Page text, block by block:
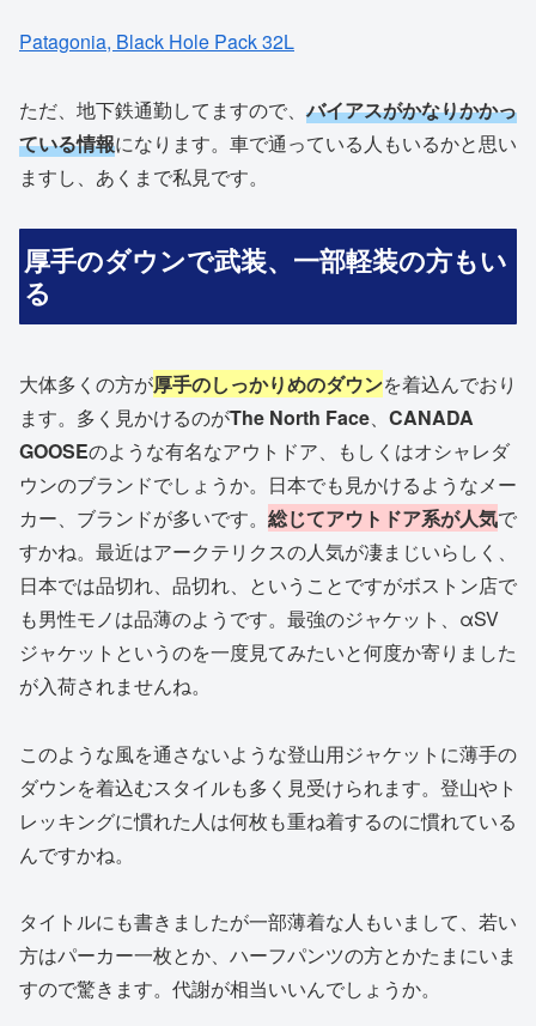
Patagonia, Black Hole Pack 32L
ただ、地下鉄通勤してますので、バイアスがかなりかかっ
ている情報になります。車で通っている人もいるかと思い
ますし、あくまで私見です。
厚手のダウンで武装、一部軽装の方もい
る
大体多くの方が厚手のしっかりめのダウンを着込んでおり
ます。多く見かけるのがThe North Face、 CANADA
GOOSEのような有名なアウトドア、もしくはオシャレダ
ウンのブランドでしょうか。日本でも見かけるようなメー
カー、ブランドが多いです。 総じてアウトドア系が人気で
すかね。最近はアークテリクスの人気が凄まじいらしく、
日本では品切れ、品切れ、ということですがボストン店で
も男性モノは品薄のようです。最強のジャケット、αSV
ジャケットというのを一度見てみたいと何度か寄りました
が入荷されませんね。
このような風を通さないような登山用ジャケットに薄手の
ダウンを着込むスタイルも多く見受けられます。登山やト
レッキングに慣れた人は何枚も重ね着するのに慣れている
んですかね。
タイトルにも書きましたが一部薄着な人もいまして、若い
方はパーカー一枚とか、ハーフパンツの方とかたまにいま
すので驚きます。代謝が相当いいんでしょうか。